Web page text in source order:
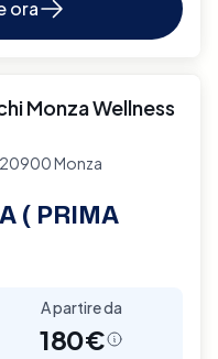
ora
Monza Wellness
20900 Monza
( PRIMA
A partire da
180€